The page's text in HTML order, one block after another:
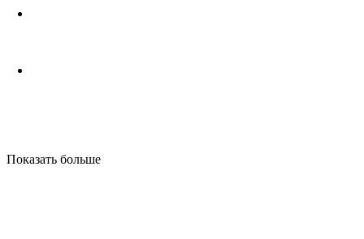
Показать больше